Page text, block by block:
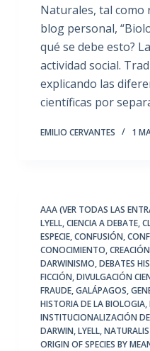
Naturales, tal como
blog personal,
qué se debe esto?
actividad social.
explicando las
científicas por
EMILIO CERVANTES 1
AAA (VER TODAS LAS
LYELL,CIENCIA A DEBATE,
ESPECIE,CONFUSIÓN,
CONOCIMIENTO,CREACIÓN
DARWINISMO,DEBATES
FICCIÓN,DIVULGACIÓN
FRAUDE,GALÁPAGOS,
HISTORIA DE LA BIOLOGIA,
INSTITUCIONALIZACIÓN
DARWIN,LYELL,
ORIGIN OF SPECIES BY